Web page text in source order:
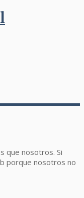
que nosotros. Si
porque nosotros no